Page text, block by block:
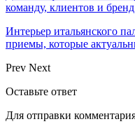
команду, клиентов и бренд
Интерьер итальянского
приемы, которые
Prev Next
Оставьте ответ
Для отправки